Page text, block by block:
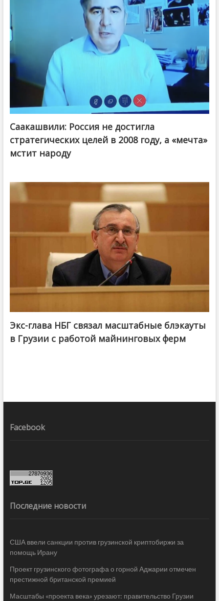
Саакашвили: Россия не достигла
стратегических целей в 2008 году, а «мечта»
мстит народу
Экс-глава НБГ связал масштабные блэкауты
в Грузии с работой майнинговых ферм
Facebook
Последние новости
США ввели санкции против грузинской криптобиржи за
помощь Ирану
Проект грузинского фотографа о горной Аджарии отмечен
престижной британской премией
Масштабы «проекта века» урезают: правительство Грузии